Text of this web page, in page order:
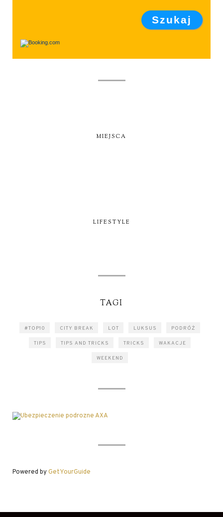
MIEJSCA
LIFESTYLE
TAGI
#TOP10 CITY BREAK LOT LUKSUS PODRÓŻ
TIPS TIPS AND TRICKS TRICKS WAKACJE
WEEKEND
Powered byGetYourGuide